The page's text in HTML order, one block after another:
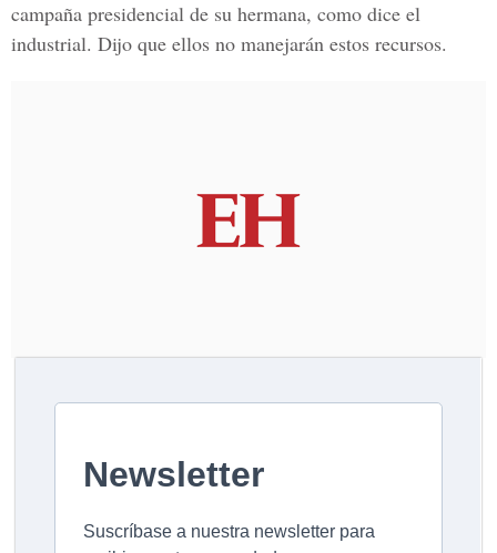
campaña presidencial de su hermana, como dice el
industrial. Dijo que ellos no manejarán estos recursos.